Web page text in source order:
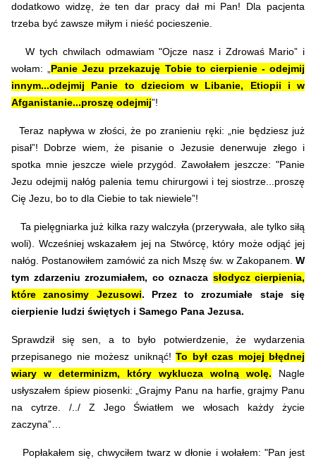
dodatkowo widzę, że ten dar pracy dał mi Pan! Dla pacjenta
trzeba być zawsze miłym i nieść pocieszenie.
W tych chwilach odmawiam "Ojcze nasz i Zdrowaś Mario” i
wołam: „ Panie Jezu przekazuję Tobie to cierpienie - odejmij
innym...odejmij Panie to dzieciom w Libanie, Etiopii i w
Afganistanie...proszę odejmij”!
Teraz napływa w złości, że po zranieniu ręki: „nie będziesz już
pisał”! Dobrze wiem, że pisanie o Jezusie denerwuje złego i
spotka mnie jeszcze wiele przygód. Zawołałem jeszcze: "Panie
Jezu odejmij nałóg palenia temu chirurgowi i tej siostrze...proszę
Cię Jezu, bo to dla Ciebie to tak niewiele”!
Ta pielęgniarka już kilka razy walczyła (przerywała, ale tylko siłą
woli). Wcześniej wskazałem jej na Stwórcę, który może odjąć jej
nałóg. Postanowiłem zamówić za nich Mszę św. w Zakopanem. W
tym zdarzeniu zrozumiałem, co oznacza słodycz cierpienia,
które zanosimy Jezusowi. Przez to zrozumiałe staje się
cierpienie ludzi świętych i Samego Pana Jezusa.
Sprawdził się sen, a to było potwierdzenie, że wydarzenia
przepisanego nie możesz uniknąć! To był czas mojej błędnej
wiary w determinizm, który wyklucza wolną wolę. Nagle
usłyszałem śpiew piosenki: „Grajmy Panu na harfie, grajmy Panu
na cytrze. /../ Z Jego Światłem we włosach każdy życie
zaczyna”…
Popłakałem się, chwyciłem twarz w dłonie i wołałem: "Pan jest